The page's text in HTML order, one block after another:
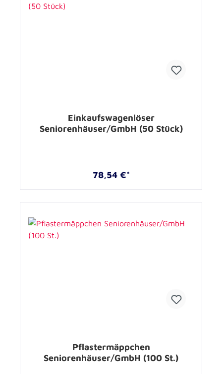
Einkaufswagenlöser
Seniorenhäuser/GmbH (50 Stück)
78,54 €*
Pflastermäppchen
Seniorenhäuser/GmbH (100 St.)